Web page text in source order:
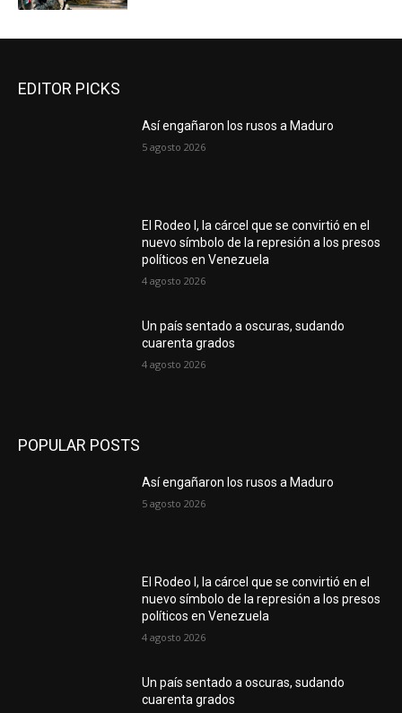
EDITOR PICKS
Así engañaron los rusos a Maduro
5 agosto 2026
El Rodeo I, la cárcel que se convirtió en el
nuevo símbolo de la represión a los presos
políticos en Venezuela
4 agosto 2026
Un país sentado a oscuras, sudando
cuarenta grados
4 agosto 2026
POPULAR POSTS
Así engañaron los rusos a Maduro
5 agosto 2026
El Rodeo I, la cárcel que se convirtió en el
nuevo símbolo de la represión a los presos
políticos en Venezuela
4 agosto 2026
Un país sentado a oscuras, sudando
cuarenta grados